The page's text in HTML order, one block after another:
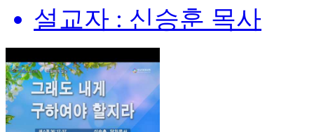
설교자 : 신승훈 목사